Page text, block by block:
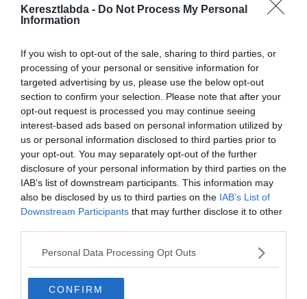
Keresztlabda - Do Not Process My Personal
Information
If you wish to opt-out of the sale, sharing to third parties, or
processing of your personal or sensitive information for
targeted advertising by us, please use the below opt-out
section to confirm your selection. Please note that after your
opt-out request is processed you may continue seeing
interest-based ads based on personal information utilized by
us or personal information disclosed to third parties prior to
your opt-out. You may separately opt-out of the further
disclosure of your personal information by third parties on the
IAB’s list of downstream participants. This information may
also be disclosed by us to third parties on the IAB’s List of
Downstream Participants that may further disclose it to other
Personal Data Processing Opt Outs
CONFIRM
Melyik film címét rejtik az
emojik?
Waterworld - Vízivilág